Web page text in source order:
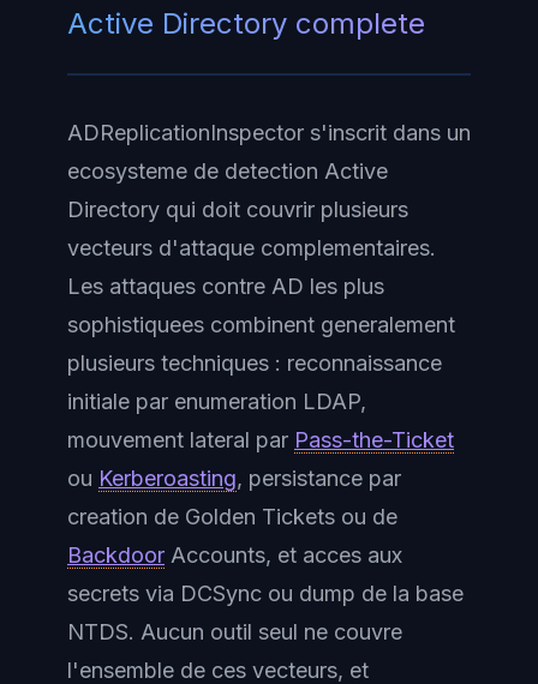
Active Directory complete
ADReplicationInspector s'inscrit dans un
ecosysteme de detection Active
Directory qui doit couvrir plusieurs
vecteurs d'attaque complementaires.
Les attaques contre AD les plus
sophistiquees combinent generalement
plusieurs techniques : reconnaissance
initiale par enumeration LDAP,
mouvement lateral par Pass-the-Ticket
ou Kerberoasting, persistance par
creation de Golden Tickets ou de
Backdoor Accounts, et acces aux
secrets via DCSync ou dump de la base
NTDS. Aucun outil seul ne couvre
l'ensemble de ces vecteurs, et